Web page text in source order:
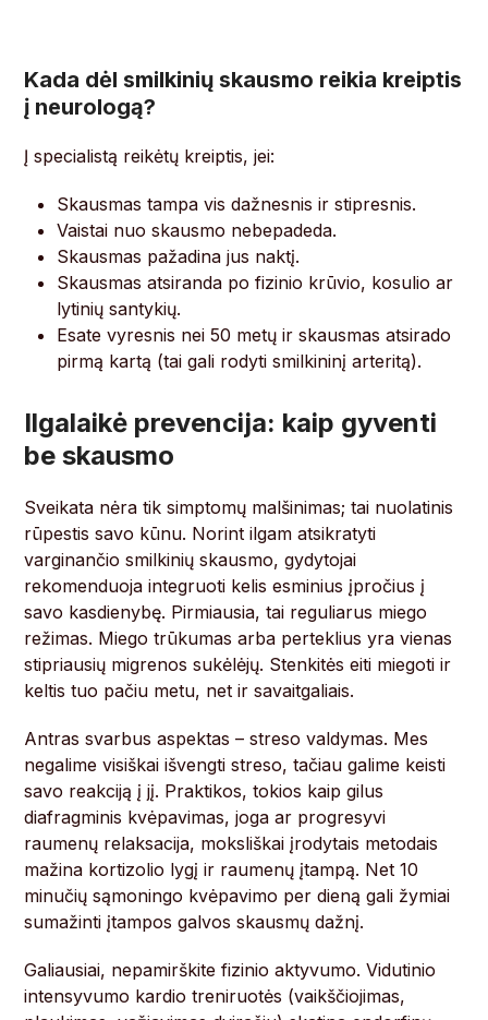
Kada dėl smilkinių skausmo reikia kreiptis
į neurologą?
Į specialistą reikėtų kreiptis, jei:
Skausmas tampa vis dažnesnis ir stipresnis.
Vaistai nuo skausmo nebepadeda.
Skausmas pažadina jus naktį.
Skausmas atsiranda po fizinio krūvio, kosulio ar
lytinių santykių.
Esate vyresnis nei 50 metų ir skausmas atsirado
pirmą kartą (tai gali rodyti smilkininį arteritą).
Ilgalaikė prevencija: kaip gyventi
be skausmo
Sveikata nėra tik simptomų malšinimas; tai nuolatinis
rūpestis savo kūnu. Norint ilgam atsikratyti
varginančio smilkinių skausmo, gydytojai
rekomenduoja integruoti kelis esminius įpročius į
savo kasdienybę. Pirmiausia, tai reguliarus miego
režimas. Miego trūkumas arba perteklius yra vienas
stipriausių migrenos sukėlėjų. Stenkitės eiti miegoti ir
keltis tuo pačiu metu, net ir savaitgaliais.
Antras svarbus aspektas – streso valdymas. Mes
negalime visiškai išvengti streso, tačiau galime keisti
savo reakciją į jį. Praktikos, tokios kaip gilus
diafragminis kvėpavimas, joga ar progresyvi
raumenų relaksacija, moksliškai įrodytais metodais
mažina kortizolio lygį ir raumenų įtampą. Net 10
minučių sąmoningo kvėpavimo per dieną gali žymiai
sumažinti įtampos galvos skausmų dažnį.
Galiausiai, nepamirškite fizinio aktyvumo. Vidutinio
intensyvumo kardio treniruotės (vaikščiojimas,